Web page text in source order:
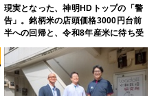
現実となった、神明HDトップの「警
告」。銘柄米の店頭価格3000円台前
半への回帰と、令和8年産米に待ち受